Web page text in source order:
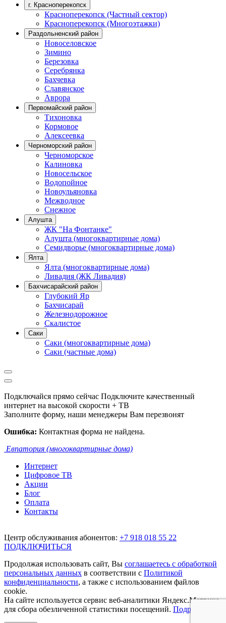
г. Красноперекопск
Красноперекопск (Частный сектор)
Красноперекопск (Многоэтажки)
Раздольненский район
Новоселовское
Зимино
Березовка
Серебрянка
Бахчевка
Славянское
Аврора
Первомайский район
Тихоновка
Кормовое
Алексеевка
Черноморский район
Черноморское
Калиновка
Новосельское
Водопойное
Новоульяновка
Межводное
Снежное
Алушта
ЖК "На Фонтанке"
Алушта (многоквартирные дома)
Семидворье (многоквартирные дома)
Ялта
Ялта (многоквартирные дома)
Ливадия (ЖК Ливадия)
Бахчисарайский район
Глубокий Яр
Бахчисарай
Железнодорожное
Скалистое
Саки
Саки (многоквартирные дома)
Саки (частные дома)
Подключайся прямо сейчас Подключите качественный
интернет на высокой скорости + ТВ
Заполните форму, наши менеджеры Вам перезвонят
Ошибка: Контактная форма не найдена.
Евпатория (многоквартирные дома)
Интернет
Цифровое ТВ
Акции
Блог
Оплата
Контакты
Центр обслуживания абонентов: +7 918 018 55 22
ПОДКЛЮЧИТЬСЯ
Продолжая использовать сайт, Вы соглашаетесь с обработкой
персональных данных в соответствии с Политикой
конфиденциальности, а также с использованием файлов
cookie.
На сайте используется сервис веб-аналитики Яндекс.Метрика,
для сбора обезличенной статистики посещений. Подробнее.